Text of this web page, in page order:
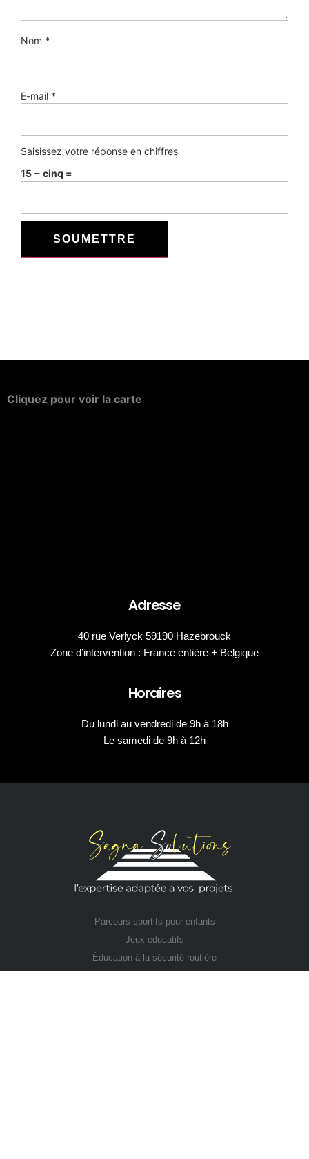
Nom *
E-mail *
Saisissez votre réponse en chiffres
15 − cinq =
Cliquez pour voir la carte
Adresse
40 rue Verlyck 59190 Hazebrouck
Zone d’intervention : France entière + Belgique
Horaires
Du lundi au vendredi de 9h à 18h
Le samedi de 9h à 12h
Parcours sportifs pour enfants
Jeux éducatifs
Éducation à la sécurité routière